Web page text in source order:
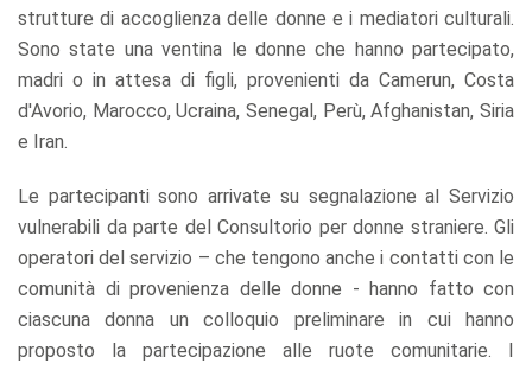
strutture di accoglienza delle donne e i mediatori culturali.
Sono state una ventina le donne che hanno partecipato,
madri o in attesa di figli, provenienti da Camerun, Costa
d'Avorio, Marocco, Ucraina, Senegal, Perù, Afghanistan, Siria
e Iran.
Le partecipanti sono arrivate su segnalazione al Servizio
vulnerabili da parte del Consultorio per donne straniere. Gli
operatori del servizio – che tengono anche i contatti con le
comunità di provenienza delle donne - hanno fatto con
ciascuna donna un colloquio preliminare in cui hanno
proposto la partecipazione alle ruote comunitarie. I